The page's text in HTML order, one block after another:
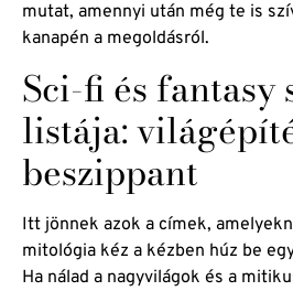
mutat, amennyi után még te is
kanapén a megoldásról.
Sci-fi és fantasy
listája:
beszippant
Itt jönnek azok a címek,
mitológia kéz a kézben húz be
Ha nálad a nagyvilágok és a